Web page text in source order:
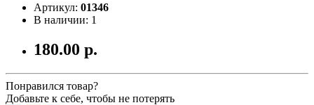
Артикул: 01346
В наличии: 1
180.00 р.
Понравился товар?
Добавьте к себе, чтобы не потерять